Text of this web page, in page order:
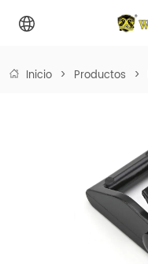
Inicio > Productos >